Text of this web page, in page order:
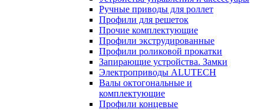
Ручные приводы для роллет
Профили для решеток
Прочие комплектующие
Профили экструдированные
Профили роликовой прокатки
Запирающие устройства. Замки
Электроприводы ALUTECH
Валы октогональные и
комплектующие
Профили концевые